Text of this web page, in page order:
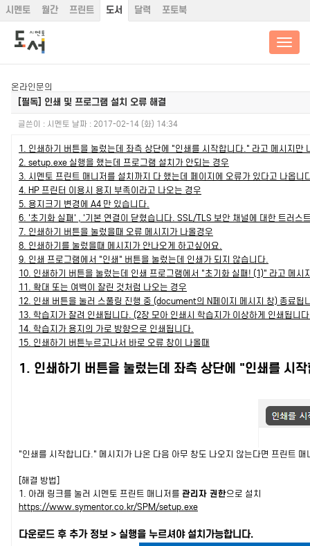
시멘토 월간 프린트 도서 달력 포토북
온라인문의
[필독] 인쇄 및 프로그램 설치 오류 해결
글쓴이 : 시멘토 날짜 : 2017-02-14 (화) 14:34
1. 인쇄하기 버튼을 눌렀는데 좌측 상단에 "인쇄를 시작합니다." 라고 메시지만
2. setup.exe 실행을 했는데 프로그램 설치가 안되는 경우
3. 시멘토 프린트 매니저를 설치까지 다 했는데 페이지에 오류가 있다고 나옵니
4. HP 프린터 이용시 용지 부족이라고 나오는 경우
5. 용지크기 변경에 A4 만 있습니다.
6. '초기화 실패' , '기본 연결이 닫혔습니다. SSL/TLS 보안 채널에 대한 트러스
7. 인쇄하기 버튼을 눌렀을때 오류 메시지가 나올경우
8. 인쇄하기를 눌렀을때 메시지가 안나오게 하고싶어요.
9. 인쇄 프로그램에서 "인쇄" 버튼을 눌렀는데 인쇄가 되지 않습니다.
10. 인쇄하기 버튼을 눌렀는데 인쇄 프로그램에서 "초기화 실패! (1)" 라고 메시
11. 확대 또는 여백이 잘린 것처럼 나오는 경우
12. 인쇄 버튼을 눌러 스풀링 진행 중 (document의 N페이지 메시지 창) 종료됩
13. 학습지가 잘려 인쇄됩니다. (2장 모아 인쇄시 학습지가 이상하게 인쇄됩니
14. 학습지가 용지의 가로 방향으로 인쇄됩니다.
15. 인쇄하기 버튼누르고나서 바로 오류 창이 나올때
1. 인쇄하기 버튼을 눌렀는데 좌측 상단에 "인쇄를 시
"인쇄를 시작합니다." 메시지가 나온 다음 아무 창도 나오지 않는다면 프린트
[해결 방법]
1. 아래 링크를 눌러 시멘토 프린트 매니저를 관리자 권한으로 설치
https://www.symentor.co.kr/SPM/setup.exe
다운로드 후 추가 정보 > 실행을 누르셔야 설치가능합니다.